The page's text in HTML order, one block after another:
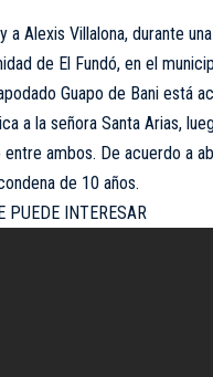
a Alexis Villalona, durante
de El Fundó, en el
Guapo de Bani está
a la señora Santa Arias,
ambos. De acuerdo a
de 10 años.
PUEDE INTERESAR